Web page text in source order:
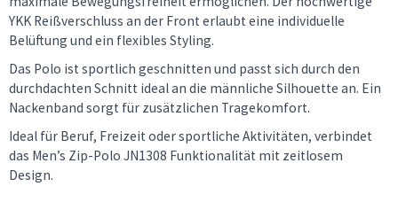
YKK Reißverschluss an der Front erlaubt eine individuelle
Belüftung und ein flexibles Styling.
Das Polo ist sportlich geschnitten und passt sich durch den
durchdachten Schnitt ideal an die männliche Silhouette an. Ein
Nackenband sorgt für zusätzlichen Tragekomfort.
Ideal für Beruf, Freizeit oder sportliche Aktivitäten, verbindet
das Men’s Zip-Polo JN1308 Funktionalität mit zeitlosem
Design.